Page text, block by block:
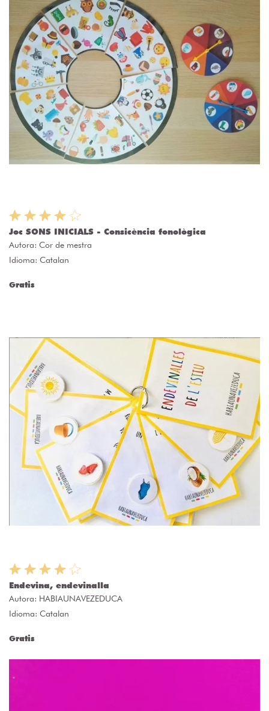
Joc SONS INICIALS - Consicència fonològica
Autora: Cor de mestra
Idioma: Catalan
Gratis
Endevina, endevinalla
Autora: HABIAUNAVEZEDUCA
Idioma: Catalan
Gratis